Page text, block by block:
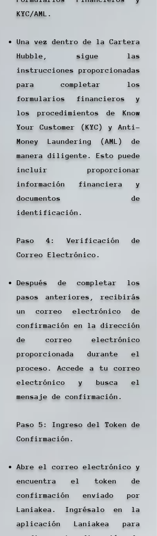
KYC/AML.
Una vez dentro de la Cartera
Hubble, sigue las
instrucciones proporcionadas
para completar los
formularios financieros y
los procedimientos de Know
Your Customer (KYC) y Anti-
Money Laundering (AML) de
manera diligente. Esto puede
incluir proporcionar
información financiera y
documentos de
identificación.
Paso 4: Verificación de
Correo Electrónico.
Después de completar los
pasos anteriores, recibirás
un correo electrónico de
confirmación en la dirección
de correo electrónico
proporcionada durante el
proceso. Accede a tu correo
electrónico y busca el
mensaje de confirmación.
Paso 5: Ingreso del Token de
Confirmación.
Abre el correo electrónico y
encuentra el token de
confirmación enviado por
Laniakea. Ingrésalo en la
aplicación Laniakea para